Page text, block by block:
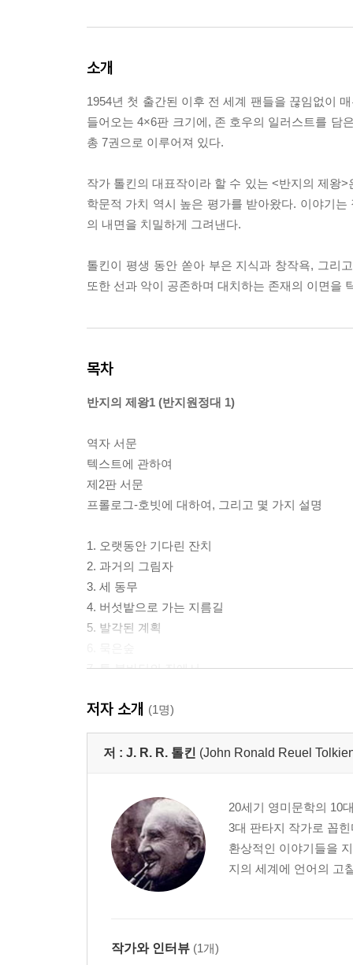
소개
1954년 첫 출간된 이후 전 세계 팬들을 끊임없이
들어오는 4×6판 크기에, 존 호우의 일러스트를 담
총 7권으로 이루어져 있다.
작가 톨킨의 대표작이라 할 수 있는 <반지의 제왕
학문적 가치 역시 높은 평가를 받아왔다. 이야기
의 내면을 치밀하게 그려낸다.
톨킨이 평생 동안 쏟아 부은 지식과 창작욕, 그리
또한 선과 악이 공존하며 대치하는 존재의 이면을
목차
반지의 제왕1 (반지원정대 1)
역자 서문
텍스트에 관하여
제2판 서문
프롤로그-호빗에 대하여, 그리고 몇 가지 설명
1. 오랫동안 기다린 잔치
2. 과거의 그림자
3. 세 동무
4. 버섯밭으로 가는 지름길
5. 발각된 계획
7. 톰 봄바딜의 집에서
9. '달리는 조랑말' 여관에서
10. 성큼걸이
11. 어둠 속의 검
반지의 제왕2 (반지원정대 2)
1. 많은 만남
2. 엘론드의 회의
3. 반지는 남쪽으로
6. 로스로리엔
저자 소개 (1명)
저 : J. R. R. 톨킨 (John Ronald Reuel
20세기 영미문학의 10
3대 판타지 작가로 꼽
환상적인 이야기들을
지의 세계에 언어의 고
작가와 인터뷰 (1개)